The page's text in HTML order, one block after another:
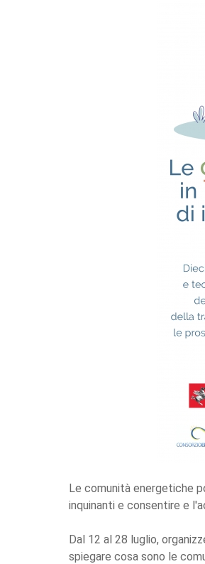
Le comunità energetiche
inquinanti e consentire e
Dal 12 al 28 luglio,
spiegare cosa sono le